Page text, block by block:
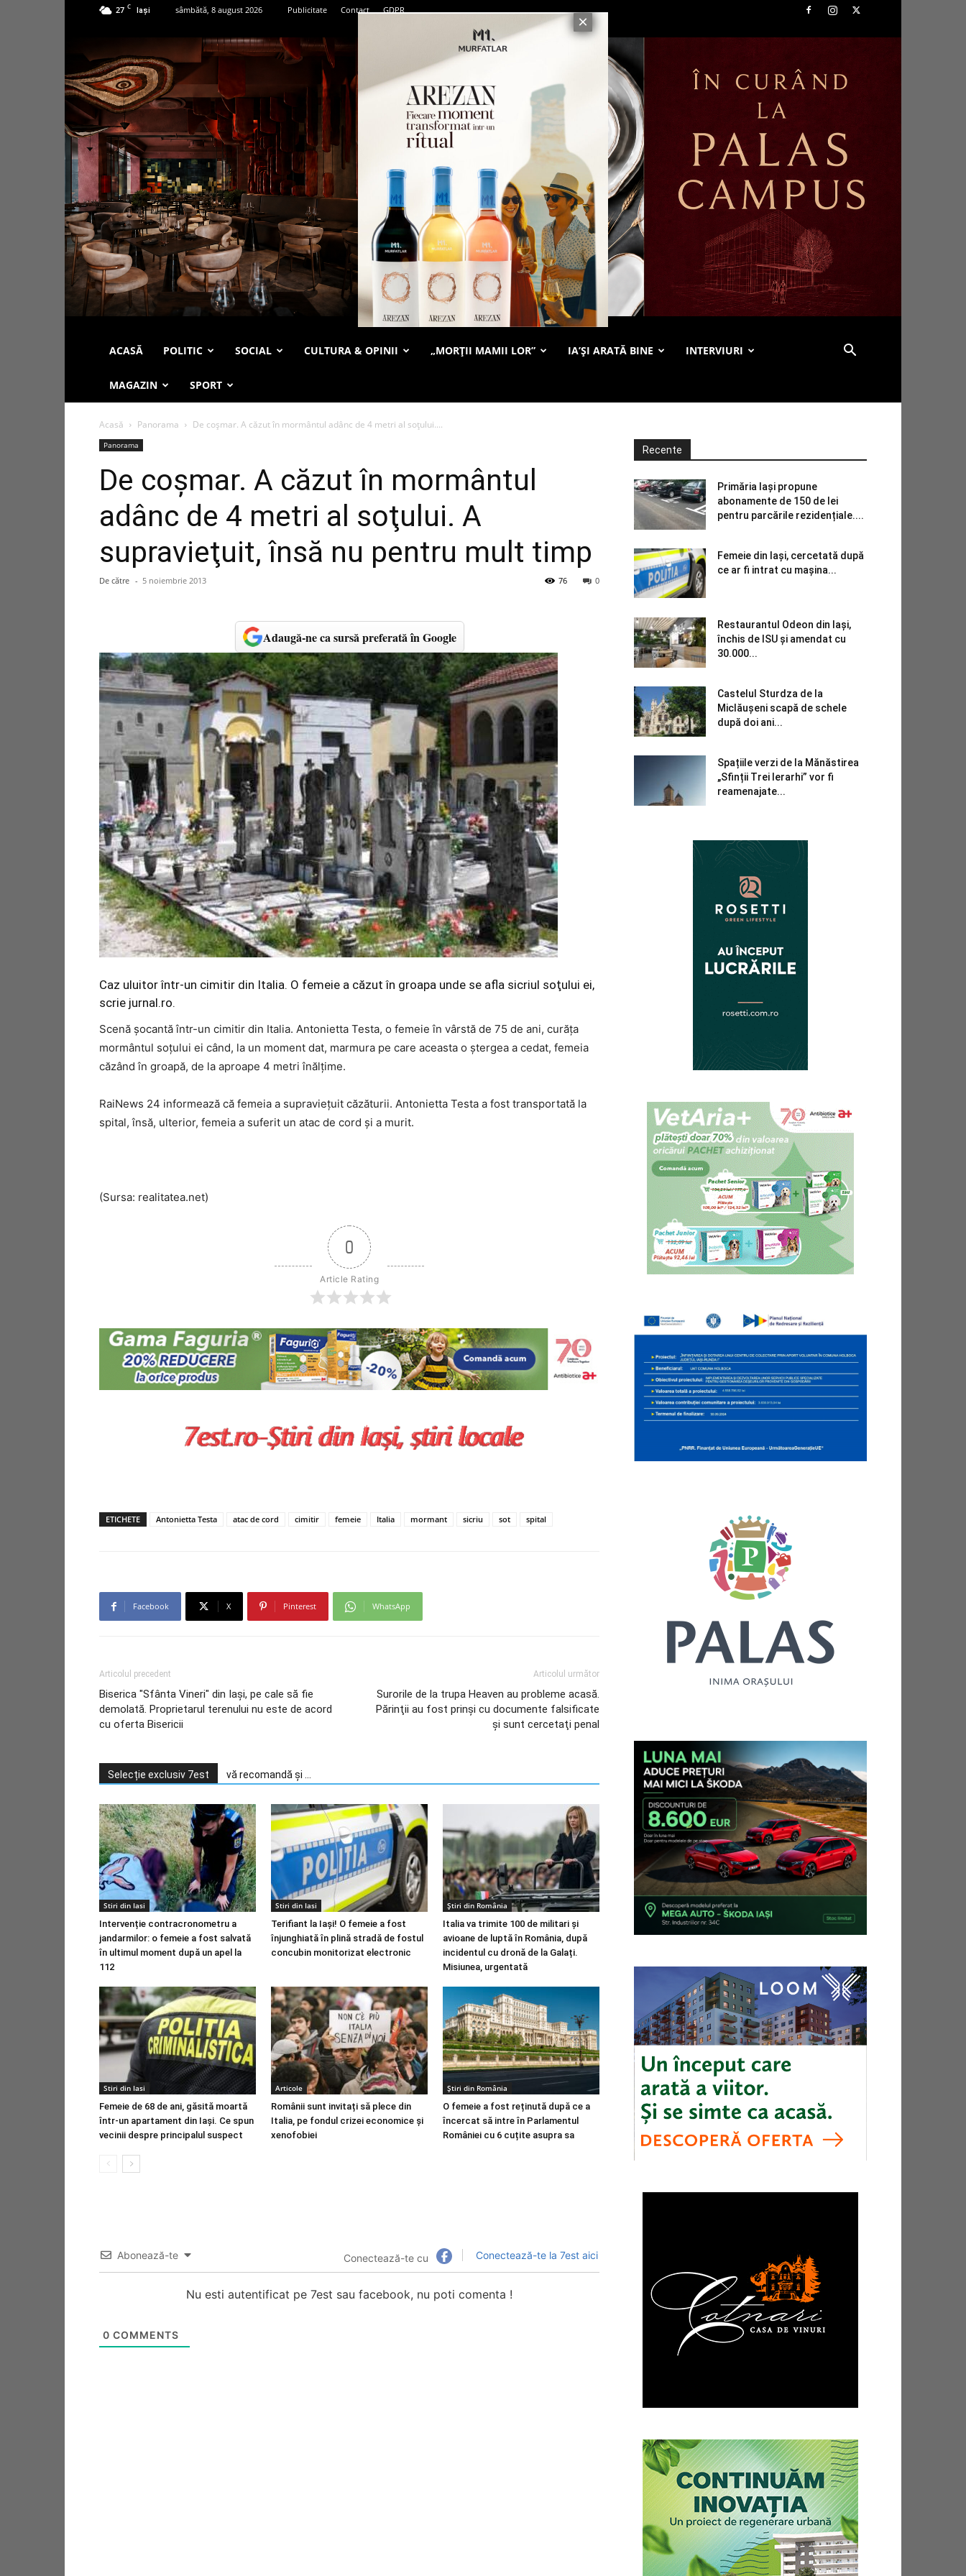
27 C Iași sâmbătă, 8 august 2026 Publicitate Contact GDPR
ACASĂ POLITIC SOCIAL CULTURA & OPINII „MORȚII MAMII LOR” IA’ȘI ARATĂ BINE INTERVIURI
MAGAZIN SPORT
Acasă Panorama De coşmar. A căzut în mormântul adânc de 4 metri al soţului....
Panorama
De coşmar. A căzut în mormântul
adânc de 4 metri al soţului. A
supravieţuit, însă nu pentru mult timp
De către - 5 noiembrie 2013 0
76
Adaugă-ne ca sursă preferată în Google
Caz uluitor într-un cimitir din Italia. O femeie a căzut în groapa unde se afla sicriul soţului ei,
scrie jurnal.ro.
Scenă şocantă într-un cimitir din Italia. Antonietta Testa, o femeie în vârstă de 75 de ani, curăţa
mormântul soţului ei când, la un moment dat, marmura pe care aceasta o ştergea a cedat, femeia
căzând în groapă, de la aproape 4 metri înălţime.
RaiNews 24 informează că femeia a supravieţuit căzăturii. Antonietta Testa a fost transportată la
spital, însă, ulterior, femeia a suferit un atac de cord şi a murit.
(Sursa: realitatea.net)
0
Article Rating
ETICHETE Antonietta Testa atac de cord cimitir femeie Italia mormant sicriu sot spital
Facebook X Pinterest WhatsApp
Articolul precedent
Biserica "Sfânta Vineri" din Iaşi, pe cale să fie
demolată. Proprietarul terenului nu este de acord
cu oferta Bisericii
Articolul următor
Surorile de la trupa Heaven au probleme acasă.
Părinţii au fost prinşi cu documente falsificate
şi sunt cercetaţi penal
Selecție exclusiv 7est vă recomandă și ...
Stiri din Iasi
Intervenție contracronometru a
jandarmilor: o femeie a fost salvată
în ultimul moment după un apel la
112
Stiri din Iasi
Terifiant la Iași! O femeie a fost
înjunghiată în plină stradă de fostul
concubin monitorizat electronic
Știri din România
Italia va trimite 100 de militari și
avioane de luptă în România, după
incidentul cu dronă de la Galați.
Misiunea, urgentată
Stiri din Iasi
Femeie de 68 de ani, găsită moartă
într-un apartament din Iaşi. Ce spun
vecinii despre principalul suspect
Articole
Românii sunt invitați să plece din
Italia, pe fondul crizei economice și
xenofobiei
Știri din România
O femeie a fost reținută după ce a
încercat să intre în Parlamentul
României cu 6 cuțite asupra sa
Abonează-te Conectează-te cu Conectează-te la 7est aici
Nu esti autentificat pe 7est sau facebook, nu poti comenta !
0 COMMENTS
Recente
Primăria Iași propune
abonamente de 150 de lei
pentru parcările rezidențiale....
Femeie din Iași, cercetată după
ce ar fi intrat cu mașina...
Restaurantul Odeon din Iași,
închis de ISU și amendat cu
30.000...
Castelul Sturdza de la
Miclăușeni scapă de schele
după doi ani...
Spațiile verzi de la Mănăstirea
„Sfinții Trei Ierarhi” vor fi
reamenajate...